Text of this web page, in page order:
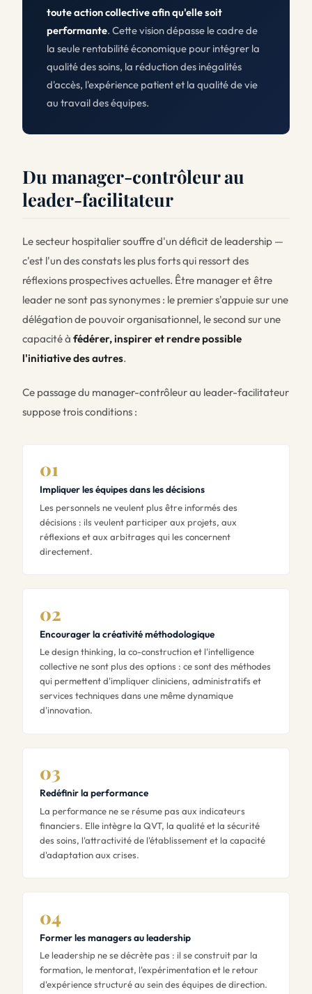
toute action collective afin qu'elle soit
performante. Cette vision dépasse le cadre de
la seule rentabilité économique pour intégrer la
qualité des soins, la réduction des inégalités
d'accès, l'expérience patient et la qualité de vie
au travail des équipes.
Du manager-contrôleur au
leader-facilitateur
Le secteur hospitalier souffre d'un déficit de leadership —
c'est l'un des constats les plus forts qui ressort des
réflexions prospectives actuelles. Être manager et être
leader ne sont pas synonymes : le premier s'appuie sur une
délégation de pouvoir organisationnel, le second sur une
capacité à fédérer, inspirer et rendre possible
l'initiative des autres.
Ce passage du manager-contrôleur au leader-facilitateur
suppose trois conditions :
01
Impliquer les équipes dans les décisions
Les personnels ne veulent plus être informés des
décisions : ils veulent participer aux projets, aux
réflexions et aux arbitrages qui les concernent
directement.
02
Encourager la créativité méthodologique
Le design thinking, la co-construction et l'intelligence
collective ne sont plus des options : ce sont des méthodes
qui permettent d'impliquer cliniciens, administratifs et
services techniques dans une même dynamique
d'innovation.
03
Redéfinir la performance
La performance ne se résume pas aux indicateurs
financiers. Elle intègre la QVT, la qualité et la sécurité
des soins, l'attractivité de l'établissement et la capacité
d'adaptation aux crises.
04
Former les managers au leadership
Le leadership ne se décrète pas : il se construit par la
formation, le mentorat, l'expérimentation et le retour
d'expérience structuré au sein des équipes de direction.